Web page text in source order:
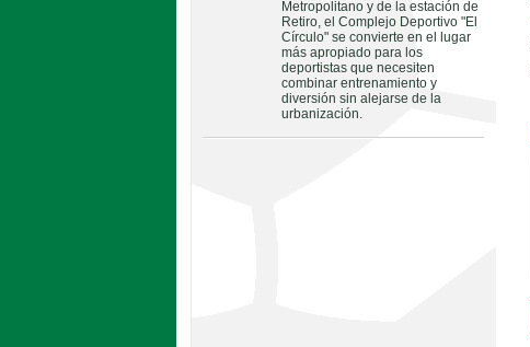
Metropolitano y de la estación de
Retiro, el Complejo Deportivo "El
Círculo" se convierte en el lugar
más apropiado para los
deportistas que necesiten
combinar entrenamiento y
diversión sin alejarse de la
urbanización.